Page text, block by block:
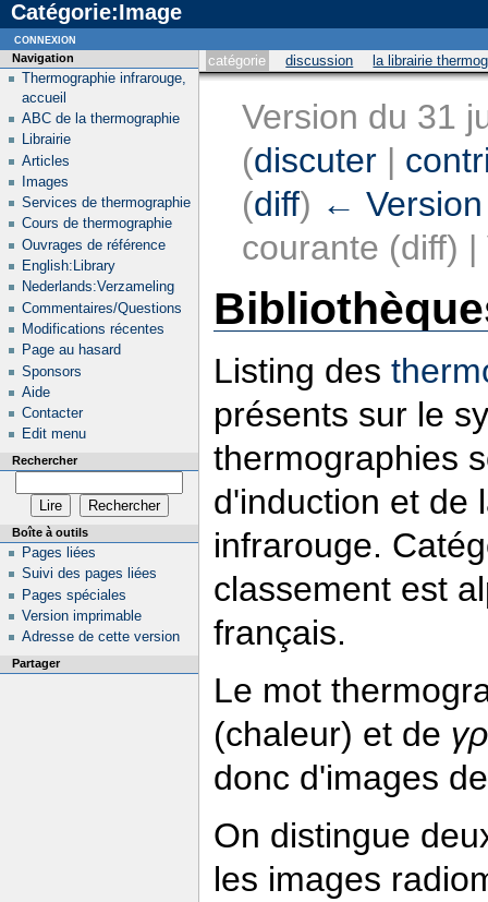
Catégorie:Image
catégorie discussion la librairie
Version du 31
(discuter |
(diff) ←
courante (diff)
Listing des
présents sur le
thermographies
d'induction et de
infrarouge.
classement est
français.
Le mot
(chaleur) et de
donc d'images
On distingue
les images
Navigation
Thermographie infrarouge,
accueil
ABC de la thermographie
Librairie
Articles
Images
Services de thermographie
Cours de thermographie
Ouvrages de référence
English:Library
Nederlands:Verzameling
Commentaires/Questions
Modifications récentes
Page au hasard
Sponsors
Aide
Contacter
Edit menu
Rechercher
Boîte à outils
Pages liées
Suivi des pages liées
Pages spéciales
Version imprimable
Adresse de cette version
Partager
connexion